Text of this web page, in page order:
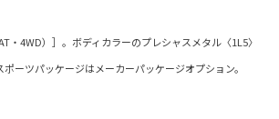
・4WD）］。ボディカラーのプレシャスメタル〈1L5〉
ーツパッケージはメーカーパッケージオプション。